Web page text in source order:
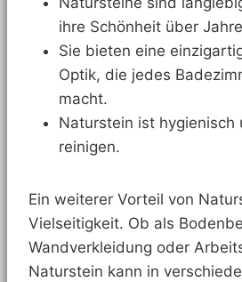
ihre Schönheit über
Sie bieten eine
Optik, die jedes
macht.
Naturstein ist hygienisch
reinigen.
Ein weiterer Vorteil von
Vielseitigkeit. Ob als
Wandverkleidung oder
Naturstein kann in